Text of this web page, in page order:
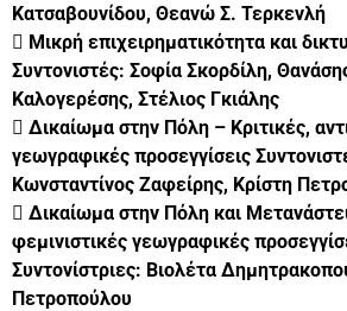
Κατσαβουνίδου, Θεανώ Σ. Τερκενλή
 Μικρή επιχειρηματικότητα και
Συντονιστές: Σοφία Σκορδίλη,
Καλογερέσης, Στέλιος Γκιάλης
 Δικαίωμα στην Πόλη – Κριτικές,
γεωγραφικές προσεγγίσεις
Κωνσταντίνος Ζαφείρης, Κρίστη
 Δικαίωμα στην Πόλη και
φεμινιστικές γεωγραφικές
Συντονίστριες: Βιολέτα
Πετροπούλου